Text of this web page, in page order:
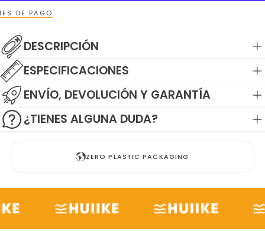
DE PAGO
DESCRIPCIÓN
ESPECIFICACIONES
ENVÍO, DEVOLUCIÓN Y GARANTÍA
¿TIENES ALGUNA DUDA?
ZERO PLASTIC PACKAGING